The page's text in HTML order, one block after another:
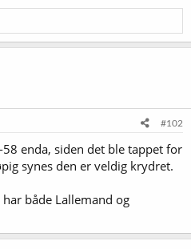
#102
enda, siden det ble tappet for
synes den er veldig krydret.
både Lallemand og